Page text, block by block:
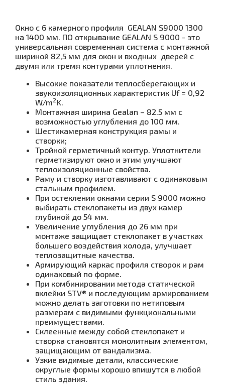
Окно с 6 камерного профиля GEALAN S9000 1300
на 1400 мм. ПО открывание GEALAN S 9000 - это
универсальная современная система с монтажной
шириной 82,5 мм для окон и входных дверей с
двумя или тремя контурами уплотнения.
Высокие показатели теплосберегающих и
звукоизоляционных характеристик Uf = 0,92
W/m2 K.
Монтажная ширина Gealan – 82.5 мм с
возможностью углубления до 100 мм.
Шестикамерная конструкция рамы и
створки;
Тройной герметичный контур. Уплотнители
герметизируют окно и этим улучшают
теплоизоляционные свойства.
Раму и створку изготавливают с одинаковым
стальным профилем.
При остеклении окнами серии S 9000 можно
выбирать стеклопакеты из двух камер
глубиной до 54 мм.
Увеличение углубления до 26 мм при
монтаже защищает стеклопакет в участках
большего воздействия холода, улучшает
теплозащитные качества.
Армирующий каркас профиля створок и рам
одинаковый по форме.
При комбинировании метода статической
вклейки STV® и последующим армированием
можно делать заготовки по нетиповым
размерам с видимыми функциональными
преимуществами.
Склеенные между собой стеклопакет и
створка становятся монолитным элементом,
защищающим от вандализма.
Узкие видимые детали, классические
округлые формы хорошо впишутся в любой
стиль здания.